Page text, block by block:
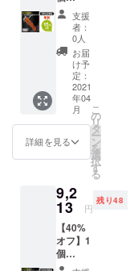
ざいま
す。ご
了承く
ださ
い。 ※
ご注文
状況、
使用部
材の供
給状
況、製
より出
荷時期
が遅れ
る場合
があり
ます。
り量産
効率が
向上し
た場
合、正
規販売
価格が
販売予
定価格
より下
がる可
※デザイ
ン・仕
様は変
更にな
る可能
性もご
6,526円
（税
込）
300名様
限定！
※販売予
定価
格：
7,678円
（税
込） ※
税込・
送料込
格とな
りま
す。 ※
皆様の
応援購
入によ
り量産
支援
者：
0人
お届
け予
定：
2021
年04
月
詳細を見る
こ
の
リ
タ
ー
ン
を
選
択
す
る
9,2
13 円
残り48
【40%
オフ】1
個
9,213円